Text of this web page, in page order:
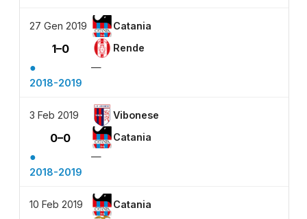
27 Gen 2019 Catania
1–0 Rende
●
—
2018-2019
3 Feb 2019 Vibonese
0–0 Catania
●
—
2018-2019
10 Feb 2019 Catania